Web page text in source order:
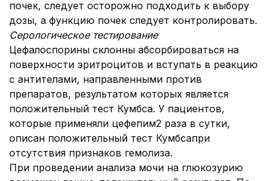
почек, следует осторожно подходить к выбору
дозы, а функцию почек следует контролировать.
Серологическое тестирование
Цефалоспорины склонны абсорбироваться на
поверхности эритроцитов и вступать в реакцию
с антителами, направленными против
препаратов, результатом которых является
положительный тест Кумбса. У пациентов,
которые применяли цефепим2 раза в сутки,
описан положительный тест Кумбсапри
отсутствия признаков гемолиза.
При проведении анализа мочи на глюкозурию